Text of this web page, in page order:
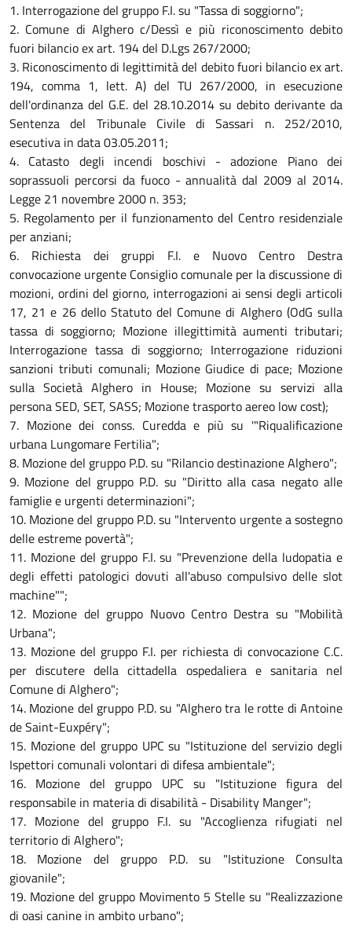
1. Interrogazione del gruppo F.I. su "Tassa di soggiorno";
2. Comune di Alghero c/Dessì e più riconoscimento debito
fuori bilancio ex art. 194 del D.Lgs 267/2000;
3. Riconoscimento di legittimità del debito fuori bilancio ex art.
194, comma 1, lett. A) del TU 267/2000, in esecuzione
dell'ordinanza del G.E. del 28.10.2014 su debito derivante da
Sentenza del Tribunale Civile di Sassari n. 252/2010,
esecutiva in data 03.05.2011;
4. Catasto degli incendi boschivi - adozione Piano dei
soprassuoli percorsi da fuoco - annualità dal 2009 al 2014.
Legge 21 novembre 2000 n. 353;
5. Regolamento per il funzionamento del Centro residenziale
per anziani;
6. Richiesta dei gruppi F.I. e Nuovo Centro Destra
convocazione urgente Consiglio comunale per la discussione di
mozioni, ordini del giorno, interrogazioni ai sensi degli articoli
17, 21 e 26 dello Statuto del Comune di Alghero (OdG sulla
tassa di soggiorno; Mozione illegittimità aumenti tributari;
Interrogazione tassa di soggiorno; Interrogazione riduzioni
sanzioni tributi comunali; Mozione Giudice di pace; Mozione
sulla Società Alghero in House; Mozione su servizi alla
persona SED, SET, SASS; Mozione trasporto aereo low cost);
7. Mozione dei conss. Curedda e più su '"Riqualificazione
urbana Lungomare Fertilia";
8. Mozione del gruppo P.D. su "Rilancio destinazione Alghero";
9. Mozione del gruppo P.D. su "Diritto alla casa negato alle
famiglie e urgenti determinazioni";
10. Mozione del gruppo P.D. su "Intervento urgente a sostegno
delle estreme povertà";
11. Mozione del gruppo F.I. su "Prevenzione della ludopatia e
degli effetti patologici dovuti all'abuso compulsivo delle slot
machine"";
12. Mozione del gruppo Nuovo Centro Destra su "Mobilità
Urbana";
13. Mozione del gruppo F.I. per richiesta di convocazione C.C.
per discutere della cittadella ospedaliera e sanitaria nel
Comune di Alghero";
14. Mozione del gruppo P.D. su "Alghero tra le rotte di Antoine
de Saint-Euxpéry";
15. Mozione del gruppo UPC su "Istituzione del servizio degli
Ispettori comunali volontari di difesa ambientale";
16. Mozione del gruppo UPC su "Istituzione figura del
responsabile in materia di disabilità - Disability Manger";
17. Mozione del gruppo F.I. su "Accoglienza rifugiati nel
territorio di Alghero";
18. Mozione del gruppo P.D. su "Istituzione Consulta
giovanile";
19. Mozione del gruppo Movimento 5 Stelle su "Realizzazione
di oasi canine in ambito urbano";